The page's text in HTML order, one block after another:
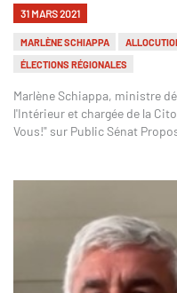
31 MARS 2021
MARLÈNE SCHIAPPA
ÉLECTIONS RÉGIONALES
Marlène Schiappa, ministre
l'Intérieur et chargée de la
Vous!" sur Public Sénat